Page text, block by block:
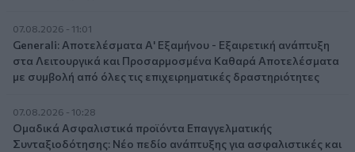
07.08.2026 - 11:01
Generali: Αποτελέσματα Α' Εξαμήνου - Εξαιρετική ανάπτυξη
στα Λειτουργικά και Προσαρμοσμένα Καθαρά Αποτελέσματα
με συμβολή από όλες τις επιχειρηματικές δραστηριότητες
07.08.2026 - 10:28
Ομαδικά Ασφαλιστικά προϊόντα Επαγγελματικής
Συνταξιοδότησης: Νέο πεδίο ανάπτυξης για ασφαλιστικές και